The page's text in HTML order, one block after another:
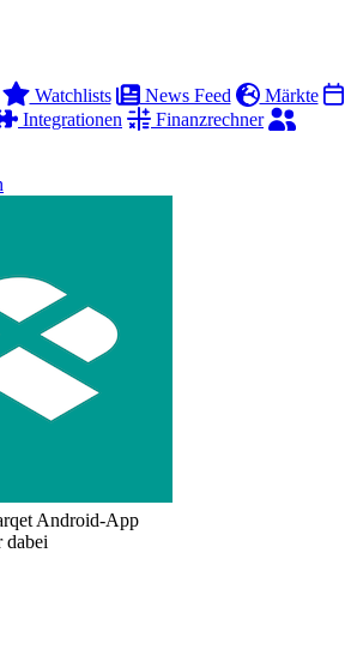
Watchlists News Feed
Märkte
Integrationen
Finanzrechner
Android-App
dabei